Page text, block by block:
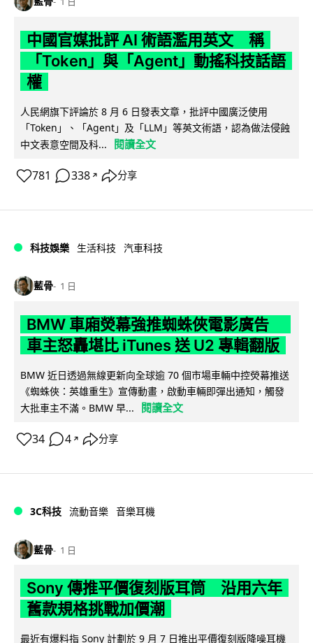
中國官媒批評 AI 術語濫用英文 稱
「Token」與「Agent」動搖科技話語
權
人民網旗下評論於 8 月 6 日發表文章，批評中國廣泛使用
「Token」、「Agent」及「LLM」等英文術語，認為做法侵蝕
中文表意空間及科...
閱讀全文
781 338 ↗ 分享
科技娛樂 生活科技 汽車科技
藍骨 1 日
BMW 車廂熒幕強推蜘蛛俠電影廣告
車主怒轟堪比 iTunes 送 U2 專輯翻版
BMW 近日透過無線更新向全球逾 70 個市場車輛中控熒幕推送
《蜘蛛俠：英雄重生》宣傳動畫，啟動車輛即彈出通知，觸發
大批車主不滿。BMW 早...
閱讀全文
34 4 ↗ 分享
3C科技 流動音樂 音樂耳機
藍骨 1 日
Sony 傳推平價復刻版耳筒 沿用六年
舊款規格挑戰加價潮
最近有爆料指 Sony 計劃於 9 月 7 日推出平價復刻版降噪耳機